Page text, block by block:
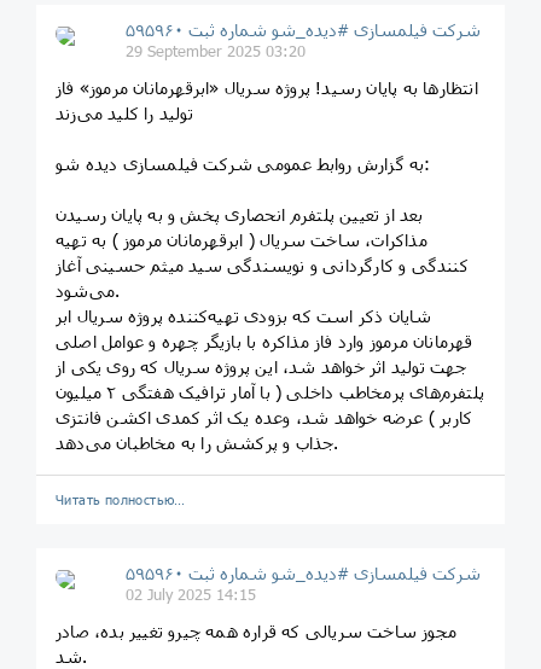
شرکت فیلمسازی #دیده_شو شماره ثبت ۵۹۵۹۶۰
29 September 2025 03:20
انتظارها به پایان رسید! پروژه سریال «ابرقهرمانان مرموز» فاز
تولید را کلید می‌زند
به گزارش روابط عمومی شرکت فیلمسازی دیده شو:
بعد از تعیین پلتفرم انحصاری پخش و به پایان رسیدن
مذاکرات، ساخت سریال ( ابرقهرمانان مرموز ) به تهیه
کنندگی و کارگردانی و نویسندگی سید میثم حسینی آغاز
می‌شود.
شایان ذکر است که بزودی تهیه‌کننده پروژه سریال ابر
قهرمانان مرموز وارد فاز مذاکره‌ با بازیگر چهره و عوامل اصلی
جهت تولید اثر خواهد شد، این پروژه سریال که روی یکی از
پلتفرم‌های پرمخاطب داخلی ( با آمار ترافیک هفتگی ۲ میلیون
کاربر ) عرضه خواهد شد، وعده یک اثر کمدی اکشن فانتزی
جذاب و پرکشش را به مخاطبان می‌دهد.
Читать полностью…
شرکت فیلمسازی #دیده_شو شماره ثبت ۵۹۵۹۶۰
02 July 2025 14:15
مجوز ساخت سریالی که قراره همه چیرو تغییر بده، صادر
شد.